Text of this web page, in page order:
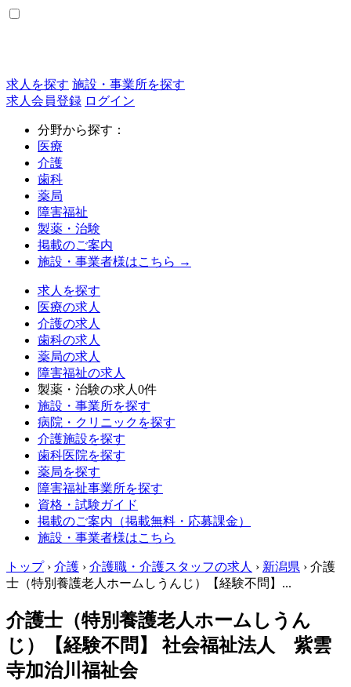
求人を探す 施設・事業所を探す
求人会員登録 ログイン
分野から探す：
医療
介護
歯科
薬局
障害福祉
製薬・治験
掲載のご案内
施設・事業者様はこちら →
求人を探す
医療の求人
介護の求人
歯科の求人
薬局の求人
障害福祉の求人
製薬・治験の求人 0件
施設・事業所を探す
病院・クリニックを探す
介護施設を探す
歯科医院を探す
薬局を探す
障害福祉事業所を探す
資格・試験ガイド
掲載のご案内（掲載無料・応募課金）
施設・事業者様はこちら
トップ › 介護 › 介護職・介護スタッフの求人 › 新潟県 › 介護
士（特別養護老人ホームしうんじ）【経験不問】...
介護士（特別養護老人ホームしうん
じ）【経験不問】 社会福祉法人 紫雲
寺加治川福祉会